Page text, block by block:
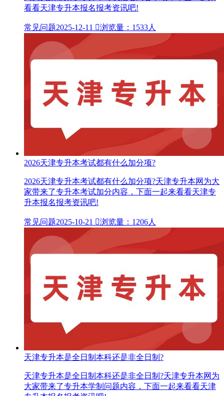
看看天津专升本报名报考资讯吧!
常见问题2025-12-11 浏览量：1533人
2026天津专升本考试都有什么加分项?
2026天津专升本考试都有什么加分项?天津专升本网为大
家带来了专升本考试加分内容，下面一起来看看天津专
升本报名报考资讯吧!
常见问题2025-10-21 浏览量：1206人
天津专升本是全日制本科还是非全日制?
天津专升本是全日制本科还是非全日制?天津专升本网为
大家带来了专升本学制问题内容，下面一起来看看天津